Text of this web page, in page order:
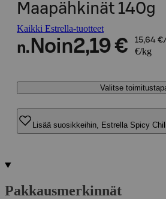
Maapähkinät 140g
Kaikki Estrella-tuotteet
n. Noin2,19 € 15,64
€/kg
Valitse
Lisää suosikkeihin, Estrella Spicy
Pakkausmerkinnät